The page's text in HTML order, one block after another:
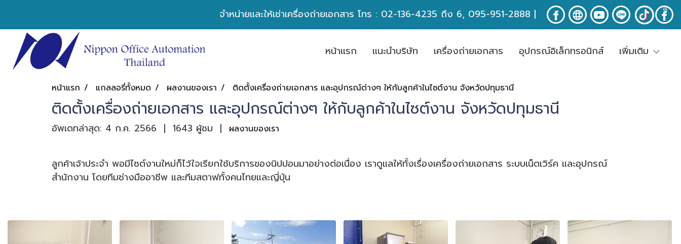
จำหน่ายและให้เช่าเครื่องถ่ายเอกสาร โทร : 02-136-4235 ถึง 6, 095-951-2888 |
หน้าเเรก เเนะนำบริษัท เครื่องถ่ายเอกสาร อุปกรณ์อิเล็กทรอนิกส์ เพิ่มเติม
หน้าแรก แกลลอรี่ทั้งหมด ผลงานของเรา ติดตั้งเครื่องถ่ายเอกสาร และอุปกรณ์ต่างๆ ให้กับลูกค้าในไซต์งาน จังหวัดปทุมธานี
ติดตั้งเครื่องถ่ายเอกสาร และอุปกรณ์ต่างๆ ให้กับลูกค้าในไซต์งาน จังหวัดปทุมธานี
อัพเดทล่าสุด: 4 ก.ค. 2566 | 1643 ผู้ชม | ผลงานของเรา
ลูกค้าเจ้าประจำ พอมีไซต์งานใหม่ก็ไว้ใจเรียกใช้บริการของนิปปอนมาอย่างต่อเนื่อง เราดูแลให้ทั้งเรื่องเครื่องถ่ายเอกสาร ระบบเน็ตเวิร์ค และอุปกรณ์
สำนักงาน โดยทีมช่างมืออาชีพ และทีมสตาฟทั้งคนไทยและญี่ปุ่น